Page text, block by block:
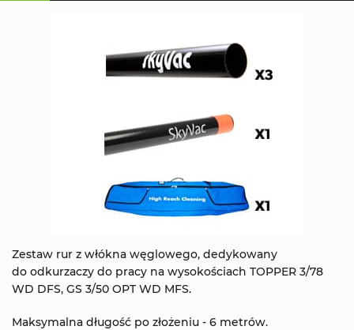
Zestaw rur z włókna węglowego, dedykowany
do odkurzaczy do pracy na wysokościach TOPPER 3/78
WD DFS, GS 3/50 OPT WD MFS.
Maksymalna długość po złożeniu - 6 metrów.